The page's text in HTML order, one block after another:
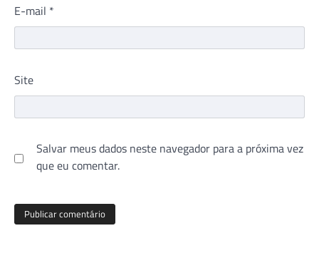
E-mail *
Site
Salvar meus dados neste navegador para a próxima vez
que eu comentar.